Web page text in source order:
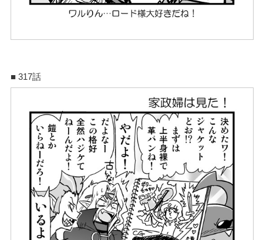
■ 317話